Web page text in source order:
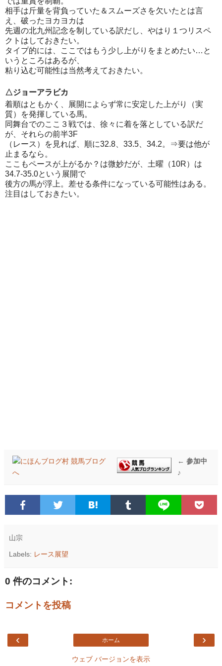
相手は斤量を背負っていた＆スムーズさを欠いたとは言
え、破ったヨカヨカは
先週の北九州記念を制している訳だし、やはり１つリスペ
クトはしておきたい。
タイプ的には、ここではもう少し上がりをまとめたい…と
いうところはあるが、
粘り込む可能性は当然考えておきたい。
△ジョーアラビカ
着順はともかく、展開によらず常に安定した上がり（実
質）を発揮している馬。
同舞台でのここ３戦では、徐々に着を落としている訳だ
が、それらの前半3F
（レース）を見れば、順に32.8、33.5、34.2。⇒要は他が
止まるなら。
ここもペースが上がるか？は微妙だが、土曜（10R）は
34.7-35.0という展開で
後方の馬が浮上。差せる条件になっている可能性はある。
注目はしておきたい。
← 参加中
♪
山宗
Labels: レース展望
0 件のコメント:
コメントを投稿
‹ ›
ホーム
ウェブ バージョンを表示